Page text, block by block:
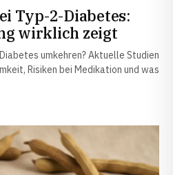
Typ-2-Diabetes:
wirklich zeigt
umkehren? Aktuelle Studien
Risiken bei Medikation und was